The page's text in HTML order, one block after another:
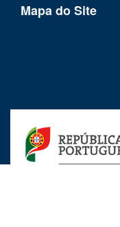
Mapa do Site